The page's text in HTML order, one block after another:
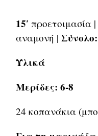
15′προετοιμασία |
αναμονή |Σύνολο:
Υλικά
Μερίδες: 6-8
24 κοπανάκια